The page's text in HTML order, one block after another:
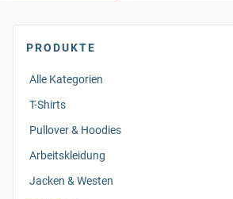
PRODUKTE
Alle Kategorien
T-Shirts
Pullover & Hoodies
Arbeitskleidung
Jacken & Westen